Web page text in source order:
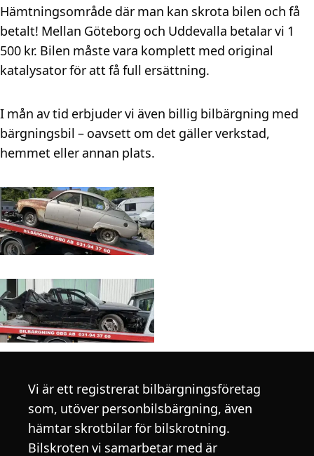
Hämtningsområde där man kan skrota bilen och få
betalt! Mellan Göteborg och Uddevalla betalar vi 1
500 kr. Bilen måste vara komplett med original
katalysator för att få full ersättning.
I mån av tid erbjuder vi även billig bilbärgning med
bärgningsbil – oavsett om det gäller verkstad,
hemmet eller annan plats.
Vi är ett registrerat bilbärgningsföretag
som, utöver personbilsbärgning, även
hämtar skrotbilar för bilskrotning.
Bilskroten vi samarbetar med är